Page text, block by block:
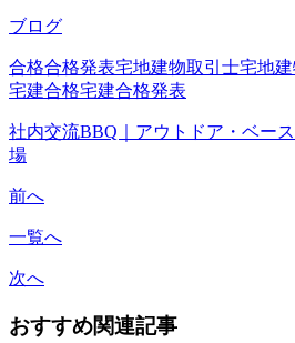
ブログ
合格合格発表宅地建物取引士宅地
宅建合格宅建合格発表
社内交流BBQ｜アウトドア・ベー
場
前へ
一覧へ
次へ
おすすめ関連記事